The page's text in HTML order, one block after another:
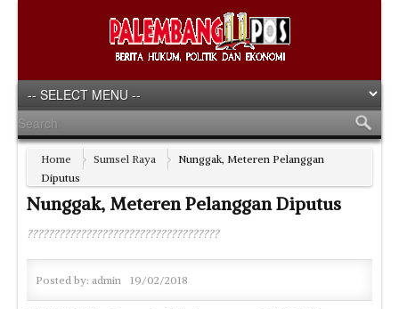
Home Sumsel Raya
Nunggak, Meteren Pelanggan
Diputus
Nunggak, Meteren Pelanggan Diputus
????????????????????????????????????
Posted by: admin 19/02/2018